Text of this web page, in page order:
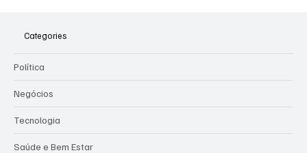
Categories
Política
Negócios
Tecnologia
Saúde e Bem Estar